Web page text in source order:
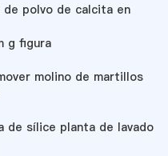
polvo de calcita en
g figura
molino de martillos
de sílice planta de lavado